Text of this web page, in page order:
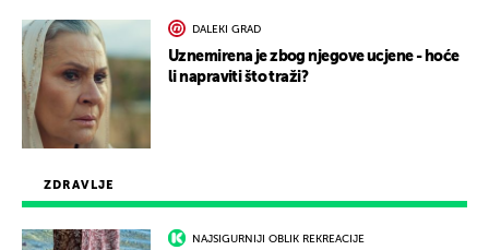
ZDRAVLJE
NAJSIGURNIJI OBLIK REKREACIJE
DALEKI GRAD
Uznemirena je zbog njegove ucjene - hoće
li napraviti što traži?